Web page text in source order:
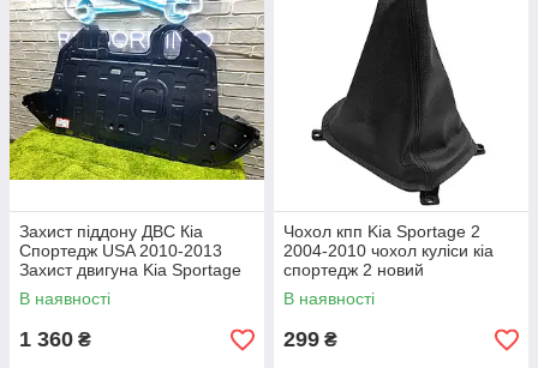
Захист піддону ДВС Кіа
Спортедж USA 2010-2013
Захист двигуна Kia Sportage
USA
В наявності
1 360 ₴
Чохол кпп Kia Sportage 2
2004-2010 чохол куліси кіа
спортедж 2 новий
В наявності
299 ₴